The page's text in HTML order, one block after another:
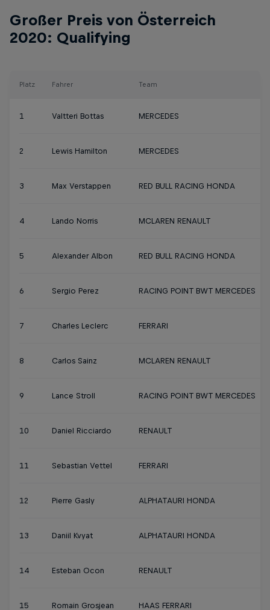
Großer Preis von Österreich
2020: Qualifying
Platz Fahrer Team
1 Valtteri Bottas MERCEDES
2 Lewis Hamilton MERCEDES
3 Max Verstappen RED BULL RACING HONDA
4 Lando Norris MCLAREN RENAULT
5 Alexander Albon RED BULL RACING HONDA
6 Sergio Perez RACING POINT BWT MERCEDES
7 Charles Leclerc FERRARI
8 Carlos Sainz MCLAREN RENAULT
9 Lance Stroll RACING POINT BWT MERCEDES
10 Daniel Ricciardo RENAULT
11 Sebastian Vettel FERRARI
12 Pierre Gasly ALPHATAURI HONDA
13 Daniil Kvyat ALPHATAURI HONDA
14 Esteban Ocon RENAULT
15 Romain Grosjean HAAS FERRARI